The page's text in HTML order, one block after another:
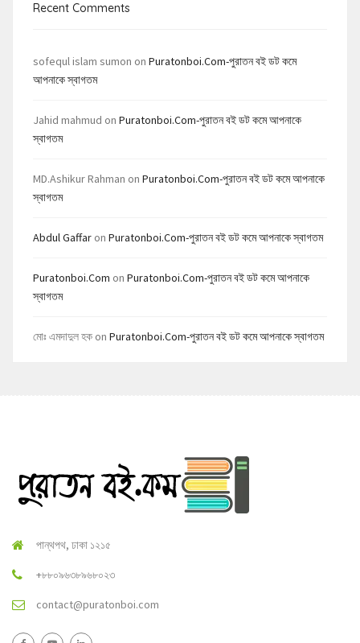
Recent Comments
sofequl islam sumon on Puratonboi.com-পুরাতন বই ডট কমে
আপনাকে স্বাগতম
Jahid mahmud on Puratonboi.com-পুরাতন বই ডট কমে আপনাকে
স্বাগতম
MD.Ashikur Rahman on Puratonboi.com-পুরাতন বই ডট কমে আপনাকে
স্বাগতম
Abdul Gaffar on Puratonboi.com-পুরাতন বই ডট কমে আপনাকে স্বাগতম
Puratonboi.com on Puratonboi.com-পুরাতন বই ডট কমে আপনাকে
স্বাগতম
মোঃ এমদাদুল হক on Puratonboi.com-পুরাতন বই ডট কমে আপনাকে স্বাগতম
পান্থপথ, ঢাকা ১২১৫
+৮৮০৯৬৩৮৯৬৮০২৩
contact@puratonboi.com